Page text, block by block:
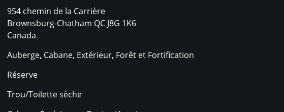
954 chemin de la Carrière
Brownsburg-Chatham QC J8G 1K6
Canada
Auberge, Cabane, Extérieur, Forêt et Fortification
Réserve
Trou/Toilette sèche